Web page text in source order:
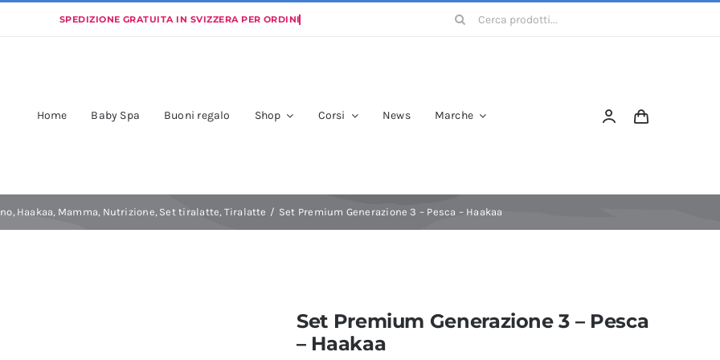
Cerca
Home Baby Spa Buoni regalo Shop Corsi News Marche
Haakaa Mamma Nutrizione Set tiralatte Tiralatte Set Premium Generazione 3 – Pesca – Haakaa
Set Premium Generazione 3 – Pesca
– Haakaa